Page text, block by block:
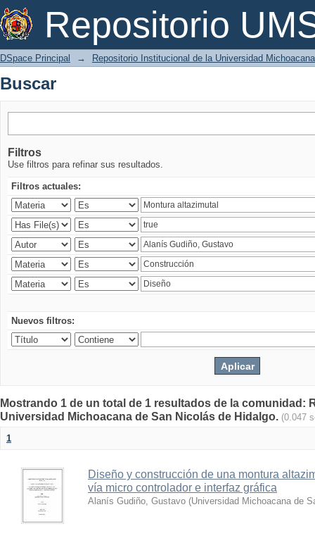
Repositorio
Buscar
DSpace Principal → Repositorio Institucional de la Universidad
Buscar
Filtros
Use filtros para refinar sus resultados.
Filtros actuales:
Nuevos filtros:
Mostrando 1 de un total de 1 resultados de la comunidad:
Universidad Michoacana de San Nicolás de Hidalgo. (0.047
1
Diseño y construcción de una montura
vía micro controlador e interfaz gráfica
Alanís Gudiño, Gustavo (Universidad Michoacana de